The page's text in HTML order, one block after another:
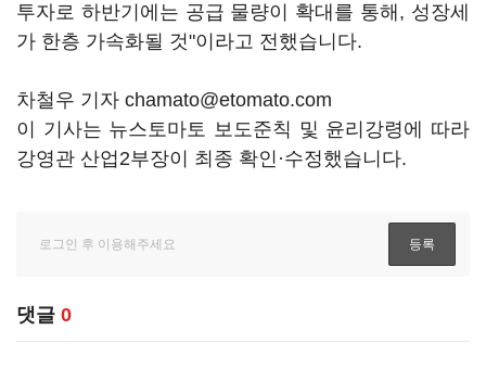
투자로 하반기에는 공급 물량이 확대를 통해, 성장세
가 한층 가속화될 것"이라고 전했습니다.
차철우 기자 chamato@etomato.com
이 기사는 뉴스토마토 보도준칙 및 윤리강령에 따라
강영관 산업2부장이 최종 확인·수정했습니다.
댓글 0